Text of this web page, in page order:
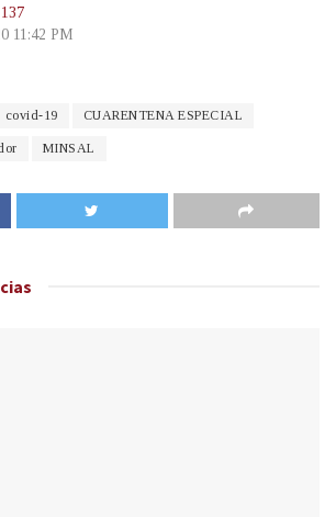
11:42 PM
covid-19 CUARENTENA ESPECIAL
MINSAL